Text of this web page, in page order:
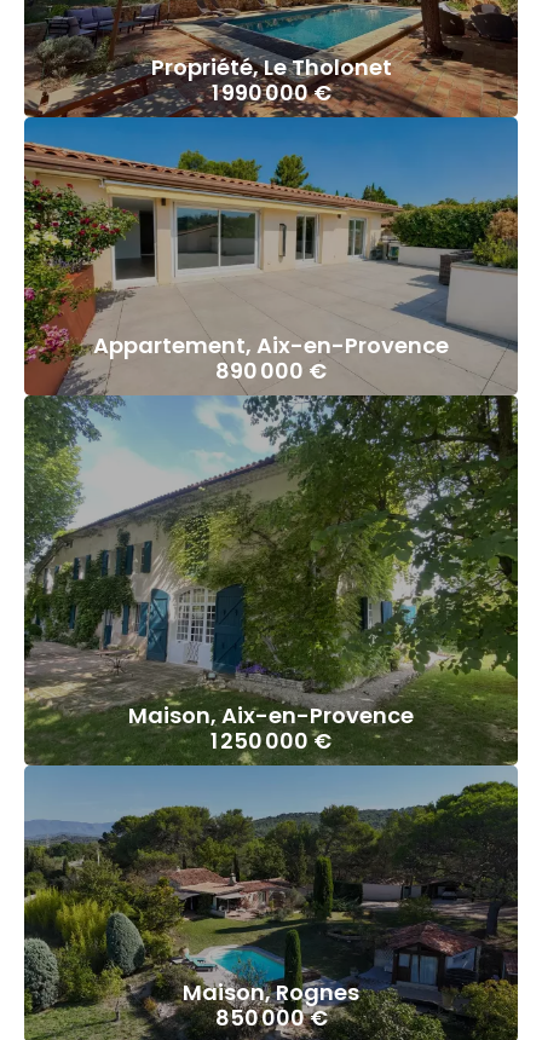
Propriété, Le Tholonet
1 990 000 €
Appartement, Aix-en-Provence
890 000 €
Maison, Aix-en-Provence
1 250 000 €
Maison, Rognes
850 000 €